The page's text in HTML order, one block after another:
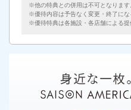
他の特典との併用は不可となります
優待内容は予告なく変更・終了にな
優待特典は各施設・各店舗による提